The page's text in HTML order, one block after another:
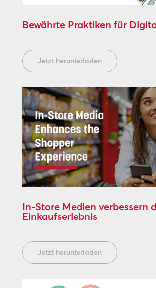
Bewährte Praktiken für
Jetzt herunterladen
In-Store Medien verbessern
Einkaufserlebnis
Jetzt herunterladen